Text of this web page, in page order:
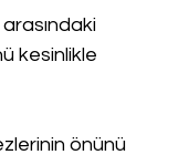
kesinlikle
önünü